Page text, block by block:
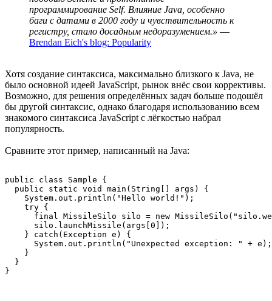
программирование Self. Влияние Java, особенно
баги с датами в 2000 году и чувствительность к
регистру, стало досадным недоразумением.» —
Brendan Eich's blog: Popularity
Хотя создание синтаксиса, максимально близкого к Java, не
было основной идеей JavaScript, рынок внёс свои коррективы.
Возможно, для решения определённых задач больше подошёл
бы другой синтаксис, однако благодаря использованию всем
знакомого синтаксиса JavaScript с лёгкостью набрал
популярность.
Сравните этот пример, написанный на Java:
public class Sample {
  public static void main(String[] args) {
    System.out.println("Hello world!");
    try {
final MissileSilo silo = new
      silo.launchMissile(args[0]);
    } catch(Exception e) {
      System.out.println("Unexpected exception: " + e);
    }
  }
}